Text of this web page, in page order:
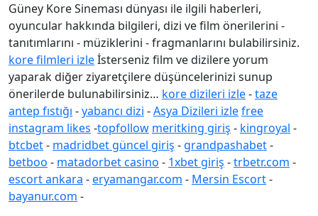
Güney Kore Sineması dünyası ile ilgili haberleri,
oyuncular hakkında bilgileri, dizi ve film önerilerini -
tanıtımlarını - müziklerini - fragmanlarını bulabilirsiniz.
kore filmleri izleİsterseniz film ve dizilere yorum
yaparak diğer ziyaretçilere düşüncelerinizi sunup
önerilerde bulunabilirsiniz… kore dizileri izle-taze
antep fıstığı -yabancı dizi -Asya Dizileri izlefree
instagram likes -topfollow meritking giriş - kingroyal -
btcbet- madridbet güncel giriş - grandpashabet-
betboo - matadorbet casino - 1xbet giriş -trbetr.com -
escort ankara -eryamangar.com - Mersin Escort-
bayanur.com -